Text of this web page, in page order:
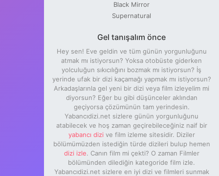
Black Mirror
Supernatural
Gel tanışalım önce
Hey sen! Eve geldin ve tüm günün yorgunluğunu
atmak mı istiyorsun? Yoksa otobüste giderken
yolculuğun sıkıcılığını bozmak mı istiyorsun? İş
yerinde ufak bir dizi kaçamağı yapmak mı istiyorsun?
Arkadaşlarınla gel yeni bir dizi veya film izleyelim mi
diyorsun? Eğer bu gibi düşünceler aklından
geçiyorsa çözümünün tam yerindesin.
Yabancıdizi.net sizlere günün yorgunluğunu
atabilecek ve hoş zaman geçirebileceğiniz naif bir
yabancı dizi ve film izleme sitesidir. Diziler
bölümümüzden istediğin türde dizileri bulup hemen
dizi izle. Canın film mi çekti? O zaman Filmler
bölümünden dilediğin kategoride film izle.
Yabancıdizi.net sizlere en iyi dizi ve filmleri sunmak